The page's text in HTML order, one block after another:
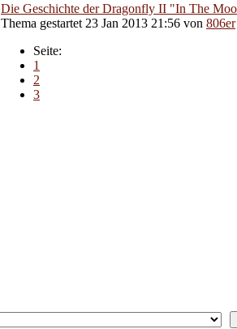
Die Geschichte der Dragonfly II "In The
Thema gestartet 23 Jan 2013 21:56 von 806er
Seite:
1
2
3